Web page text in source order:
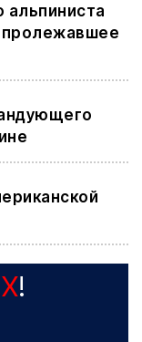
альпиниста
пролежавшее
X!